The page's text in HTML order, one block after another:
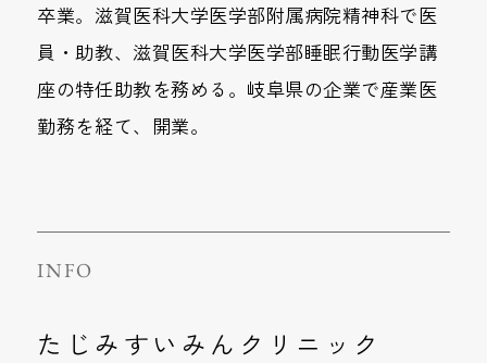
卒業。滋賀医科大学医学部附属病院精神科で医
員・助教、滋賀医科大学医学部睡眠行動医学講
座の特任助教を務める。岐阜県の企業で産業医
勤務を経て、開業。
INFO
たじみすいみんクリニック